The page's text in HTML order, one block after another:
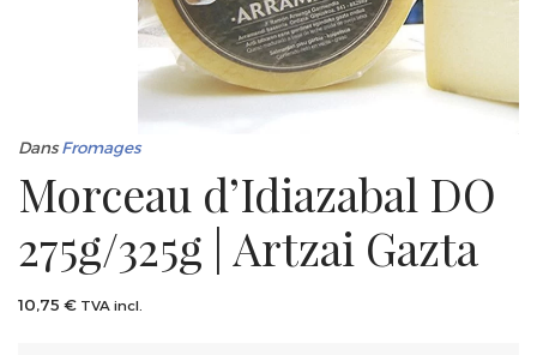
DansFromages
Morceau d’Idiazabal DO
275g/325g | Artzai Gazta
10,75 € TVA incl.